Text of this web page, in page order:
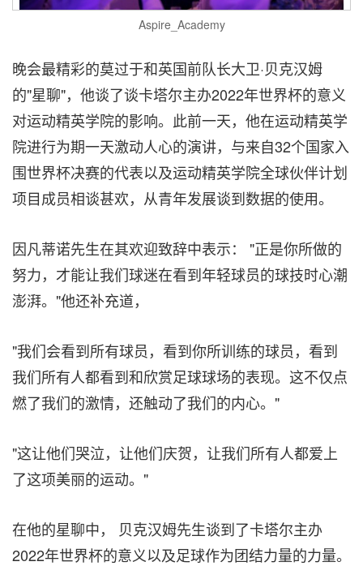
Aspire_Academy
晚会最精彩的莫过于和英国前队长大卫·贝克汉姆
的"星聊"，他谈了谈卡塔尔主办2022年世界杯的意义
对运动精英学院的影响。此前一天，他在运动精英学
院进行为期一天激动人心的演讲，与来自32个国家入
围世界杯决赛的代表以及运动精英学院全球伙伴计划
项目成员相谈甚欢，从青年发展谈到数据的使用。
因凡蒂诺先生在其欢迎致辞中表示： "正是你所做的
努力，才能让我们球迷在看到年轻球员的球技时心潮
澎湃。"他还补充道，
"我们会看到所有球员，看到你所训练的球员，看到
我们所有人都看到和欣赏足球球场的表现。这不仅点
燃了我们的激情，还触动了我们的内心。"
"这让他们哭泣，让他们庆贺，让我们所有人都爱上
了这项美丽的运动。"
在他的星聊中， 贝克汉姆先生谈到了卡塔尔主办
2022年世界杯的意义以及足球作为团结力量的力量。